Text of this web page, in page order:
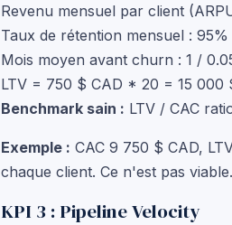
Revenu mensuel par client
Taux de rétention mensuel :
Mois moyen avant churn : 1 /
LTV = 750 $ CAD * 20 = 15 000
Benchmark sain : LTV / CAC
Exemple : CAC 9 750 $ CAD,
chaque client. Ce n'est pas viable.
KPI 3 : Pipeline Velocity